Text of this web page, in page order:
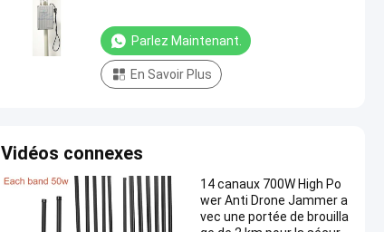
drone
Parlez Maintenant.
En Savoir Plus
Vidéos connexes
14 canaux 700W High Po
wer Anti Drone Jammer a
vec une portée de brouilla